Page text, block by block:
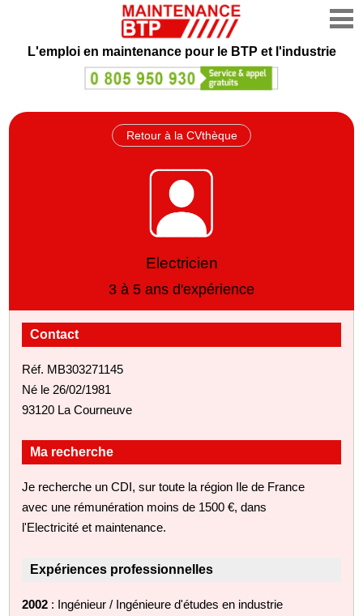
L'emploi en maintenance pour le BTP et l'industrie
Retour à la CVthèque
Electricien
3 à 5 ans d'expérience
Contact
Réf. MB303271145
Né le 26/02/1981
93120 La Courneuve
Ma recherche
Je recherche un CDI, sur toute la région Ile de France
avec une rémunération moins de 1500 €, dans
l'Electricité et maintenance.
Expériences professionnelles
2002 : Ingénieur / Ingénieure d'études en industrie